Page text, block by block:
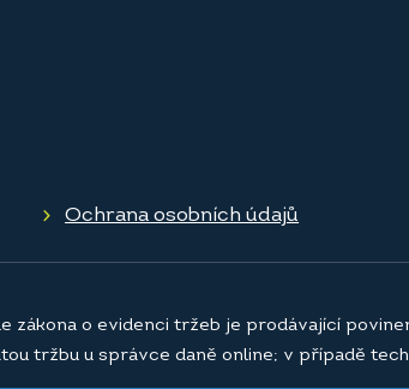
Ochrana osobních údajů
zákona o evidenci tržeb je prodávající
tržbu u správce daně online; v případě